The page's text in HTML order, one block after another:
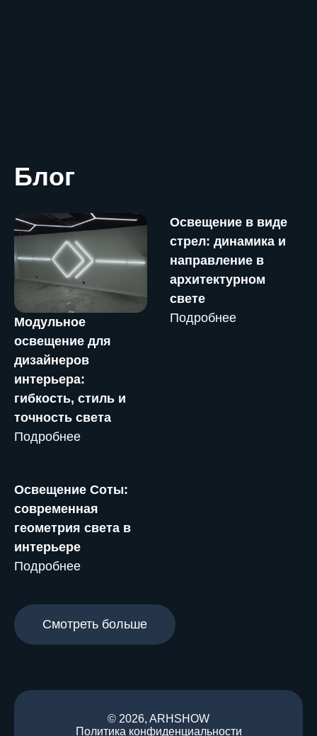
Блог
Модульное
освещение для
дизайнеров
интерьера:
гибкость, стиль и
точность света
Подробнее
Освещение в виде
стрел: динамика и
направление в
архитектурном
свете
Подробнее
Освещение Соты:
современная
геометрия света в
интерьере
Подробнее
Смотреть больше
© 2026, ARHSHOW
Политика конфиденциальности